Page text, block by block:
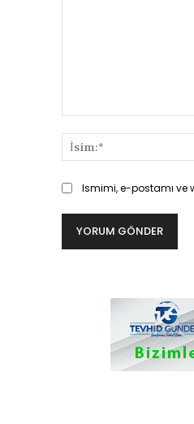
Ismimi, e-postamı ve